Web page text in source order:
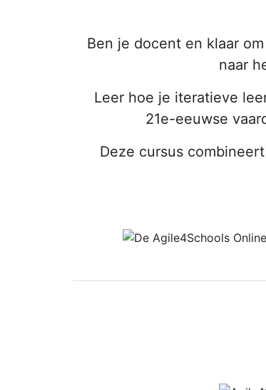
Ben je docent en klaar
naar
Leer hoe je iteratieve
21e-eeuwse
Deze cursus